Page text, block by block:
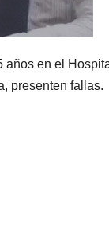
años en el
presenten fallas.